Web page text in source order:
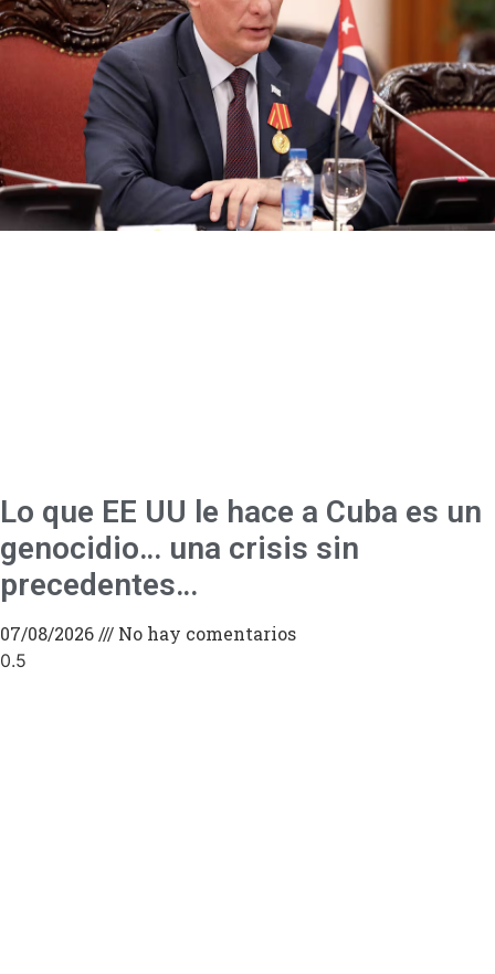
Lo que EE UU le hace a Cuba es un
genocidio… una crisis sin
precedentes…
07/08/2026 No hay comentarios